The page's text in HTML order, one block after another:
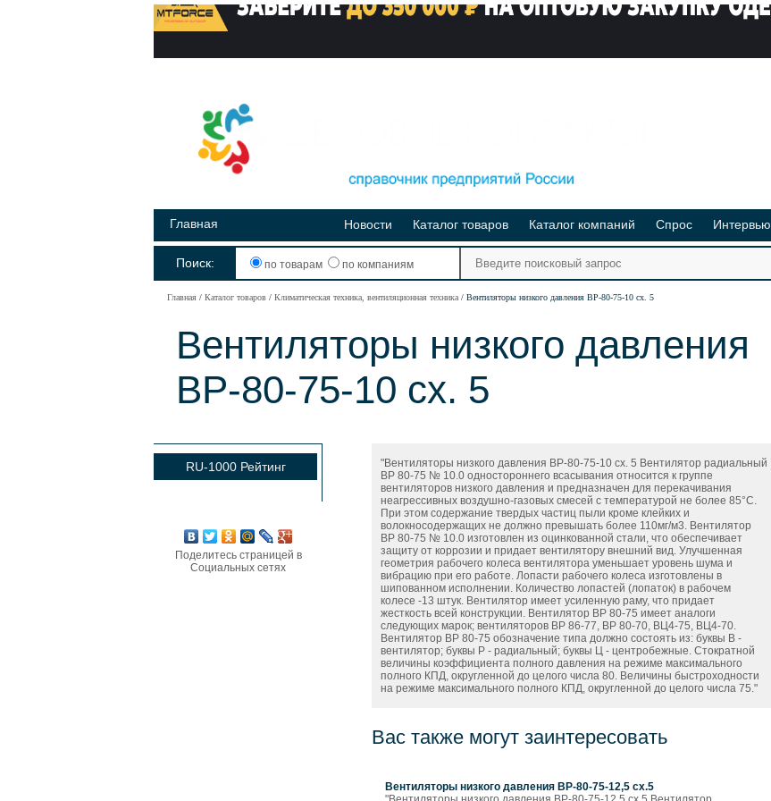
Главная Новости Каталог товаров Каталог компаний Спрос Интервью
Поиск: по товарам по компаниям
Главная Каталог товаров Климатическая техника, вентиляционная техника Вентиляторы низкого давления ВР-80-75-10 сх. 5
Вентиляторы низкого давления
ВР-80-75-10 сх. 5
RU-1000 Рейтинг
Поделитесь страницей в
Социальных сетях
"Вентиляторы низкого давления ВР-80-75-10 сх. 5 Вентилятор радиальный
ВР 80-75 № 10.0 одностороннего всасывания относится к группе
вентиляторов низкого давления и предназначен для перекачивания
неагрессивных воздушно-газовых смесей с температурой не более 85°С.
При этом содержание твердых частиц пыли кроме клейких и
волокносодержащих не должно превышать более 110мг/м3. Вентилятор
ВР 80-75 № 10.0 изготовлен из оцинкованной стали, что обеспечивает
защиту от коррозии и придает вентилятору внешний вид. Улучшенная
геометрия рабочего колеса вентилятора уменьшает уровень шума и
вибрацию при его работе. Лопасти рабочего колеса изготовлены в
шипованном исполнении. Количество лопастей (лопаток) в рабочем
колесе -13 штук. Вентилятор имеет усиленную раму, что придает
жесткость всей конструкции. Вентилятор ВР 80-75 имеет аналоги
следующих марок; вентиляторов ВР 86-77, ВР 80-70, ВЦ4-75, ВЦ4-70.
Вентилятор ВР 80-75 обозначение типа должно состоять из: буквы В -
вентилятор; буквы Р - радиальный; буквы Ц - центробежные. Стократной
величины коэффициента полного давления на режиме максимального
полного КПД, округленной до целого числа 80. Величины быстроходности
на режиме максимального полного КПД, округленной до целого числа 75."
Вас также могут заинтересовать
Вентиляторы низкого давления ВР-80-75-12,5 сх.5